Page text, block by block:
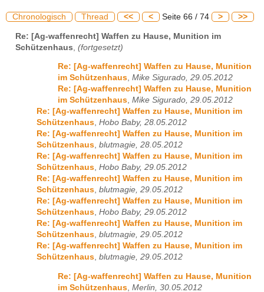
Chronologisch Thread << < Seite 66 / 74 > >>
Re: [Ag-waffenrecht] Waffen zu Hause, Munition im
Schützenhaus (fortgesetzt)
Re: [Ag-waffenrecht] Waffen zu Hause, Munition
im Schützenhaus, Mike Sigurado, 29.05.2012
Re: [Ag-waffenrecht] Waffen zu Hause, Munition
im Schützenhaus, Mike Sigurado, 29.05.2012
Re: [Ag-waffenrecht] Waffen zu Hause, Munition im
Schützenhaus, Hobo Baby, 28.05.2012
Re: [Ag-waffenrecht] Waffen zu Hause, Munition im
Schützenhaus, blutmagie, 28.05.2012
Re: [Ag-waffenrecht] Waffen zu Hause, Munition im
Schützenhaus, Hobo Baby, 29.05.2012
Re: [Ag-waffenrecht] Waffen zu Hause, Munition im
Schützenhaus, blutmagie, 29.05.2012
Re: [Ag-waffenrecht] Waffen zu Hause, Munition im
Schützenhaus, Hobo Baby, 29.05.2012
Re: [Ag-waffenrecht] Waffen zu Hause, Munition im
Schützenhaus, blutmagie, 29.05.2012
Re: [Ag-waffenrecht] Waffen zu Hause, Munition im
Schützenhaus, blutmagie, 29.05.2012
Re: [Ag-waffenrecht] Waffen zu Hause, Munition
im Schützenhaus Merlin, 30.05.2012